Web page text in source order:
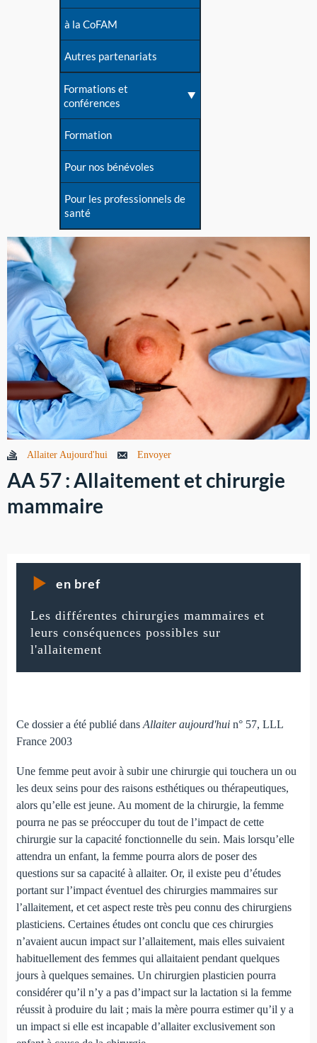
à la CoFAM
Autres partenariats
Formations et
conférences
Formation
Pour nos bénévoles
Pour les professionnels de
santé
Allaiter Aujourd'hui Envoyer
AA 57 : Allaitement et chirurgie
mammaire
en bref
Les différentes chirurgies mammaires et
leurs conséquences possibles sur
l'allaitement
Ce dossier a été publié dans Allaiter aujourd'huin° 57, LLL
France 2003
Une femme peut avoir à subir une chirurgie qui touchera un ou
les deux seins pour des raisons esthétiques ou thérapeutiques,
alors qu’elle est jeune. Au moment de la chirurgie, la femme
pourra ne pas se préoccuper du tout de l’impact de cette
chirurgie sur la capacité fonctionnelle du sein. Mais lorsqu’elle
attendra un enfant, la femme pourra alors de poser des
questions sur sa capacité à allaiter. Or, il existe peu d’études
portant sur l’impact éventuel des chirurgies mammaires sur
l’allaitement, et cet aspect reste très peu connu des chirurgiens
plasticiens. Certaines études ont conclu que ces chirurgies
n’avaient aucun impact sur l’allaitement, mais elles suivaient
habituellement des femmes qui allaitaient pendant quelques
jours à quelques semaines. Un chirurgien plasticien pourra
considérer qu’il n’y a pas d’impact sur la lactation si la femme
réussit à produire du lait ; mais la mère pourra estimer qu’il y a
un impact si elle est incapable d’allaiter exclusivement son